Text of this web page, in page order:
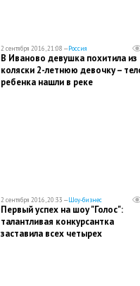
2 сентября 2016, 21:08 —Россия
В Иваново девушка похитила из
коляски 2-летнюю девочку –
ребенка нашли в реке
2 сентября 2016, 20:33 —Шоу-бизнес
Первый успех на шоу "Голос":
талантливая конкурсантка
заставила всех четырех